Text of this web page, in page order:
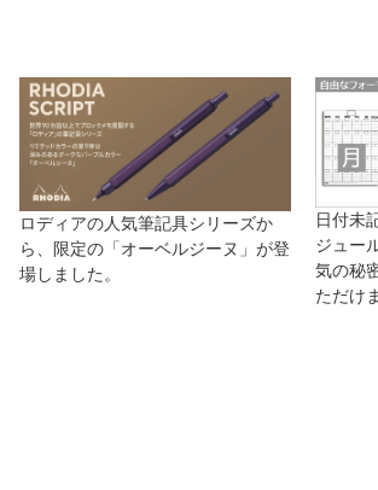
ロディアの人気筆記具シリーズか
ら、限定の「オーベルジーヌ」が登
場しました。
日付未
ジュー
気の秘
ただけ